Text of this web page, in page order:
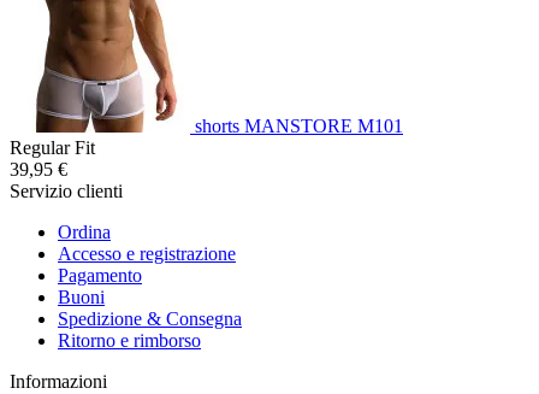
shorts MANSTORE M101
Regular Fit
39,95 €
Servizio clienti
Ordina
Accesso e registrazione
Pagamento
Buoni
Spedizione & Consegna
Ritorno e rimborso
Informazioni